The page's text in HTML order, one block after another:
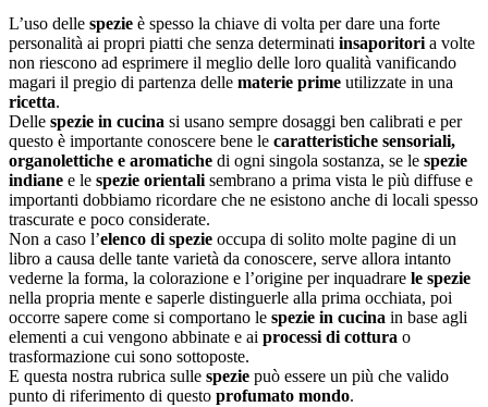
L’uso delle spezie è spesso la chiave di volta per dare una forte
personalità ai propri piatti che senza determinati insaporitori a volte
non riescono ad esprimere il meglio delle loro qualità vanificando
magari il pregio di partenza delle materie prime utilizzate in una
ricetta.
Delle spezie in cucina si usano sempre dosaggi ben calibrati e per
questo è importante conoscere bene le caratteristiche sensoriali,
organolettiche e aromatiche di ogni singola sostanza, se le spezie
indiane e le spezie orientali sembrano a prima vista le più diffuse e
importanti dobbiamo ricordare che ne esistono anche di locali spesso
trascurate e poco considerate.
Non a caso l’elenco di spezie occupa di solito molte pagine di un
libro a causa delle tante varietà da conoscere, serve allora intanto
vederne la forma, la colorazione e l’origine per inquadrare le spezie
nella propria mente e saperle distinguerle alla prima occhiata, poi
occorre sapere come si comportano le spezie in cucina in base agli
elementi a cui vengono abbinate e ai processi di cottura o
trasformazione cui sono sottoposte.
E questa nostra rubrica sulle spezie può essere un più che valido
punto di riferimento di questo profumato mondo.